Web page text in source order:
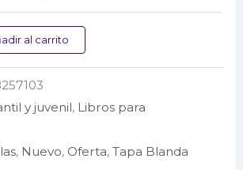
al carrito
y juvenil, Libros para
, Nuevo, Oferta,Tapa Blanda